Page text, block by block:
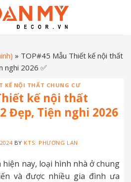
» TOP#45 Mẫu Thiết kế nội thất
nghi 2026 ✅
KẾ NỘI THẤT CHUNG CƯ
kế nội thất
Đẹp, Tiện nghi 2026
BY KTS: PHƯƠNG LAN
hiện nay, loại hình nhà ở chung
và được nhiều gia đình ưa